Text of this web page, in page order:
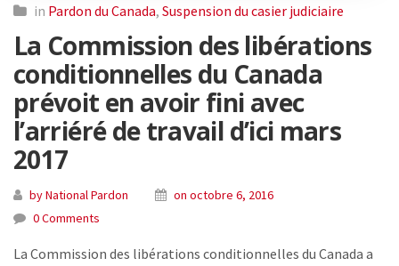
in Pardon du Canada, Suspension du casier judiciaire
La Commission des libérations
conditionnelles du Canada
prévoit en avoir fini avec
l’arriéré de travail d’ici mars
2017
by National Pardon
on octobre 6, 2016
0 Comments
La Commission des libérations conditionnelles du Canada a